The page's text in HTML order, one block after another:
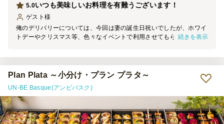
いつも美味しいお料理を有難うございます！
5.0
ゲスト 様
俺のデリバリーについては、今回は妻の誕生日祝いでしたが、ホワイ
トデーやクリスマス等、色々なイベントで利用させてもらっていま
を盛り上げてくれます。お値段もリーズナブルですし、これからも折
に触れて利用していきたいと思いますので、よろしくお願い致します
続きを表示
Plan Plata ～小分け・プラン プラタ～
UN-BE Basque(アンビバスク)